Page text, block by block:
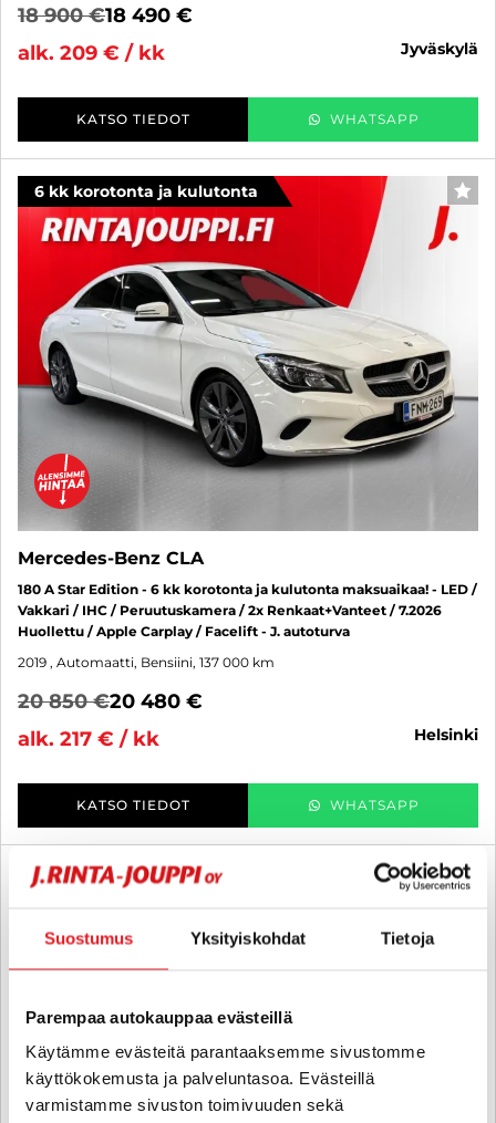
Suostumus Yksityiskohdat Tietoja
Parempaa autokauppaa evästeillä
Käytämme evästeitä parantaaksemme sivustomme
käyttökokemusta ja palveluntasoa. Evästeillä
varmistamme sivuston toimivuuden sekä
18 900 €18 490 €
alk. 209 € / kk
jyväskylä
KATSO TIEDOT WHATSAPP
6 kk korotonta ja kulutonta
Mercedes-Benz CLA
180 A Star Edition - 6 kk korotonta ja kulutonta maksuaikaa! - LED /
Vakkari / IHC / Peruutuskamera / 2x Renkaat+Vanteet / 7.2026
Huollettu / Apple Carplay / Facelift - J. autoturva
2019 , Automaatti, Bensiini, 137 000 km
20 850 €20 480 €
alk. 217 € / kk
helsinki
KATSO TIEDOT WHATSAPP
6 kk korotonta ja kulutonta